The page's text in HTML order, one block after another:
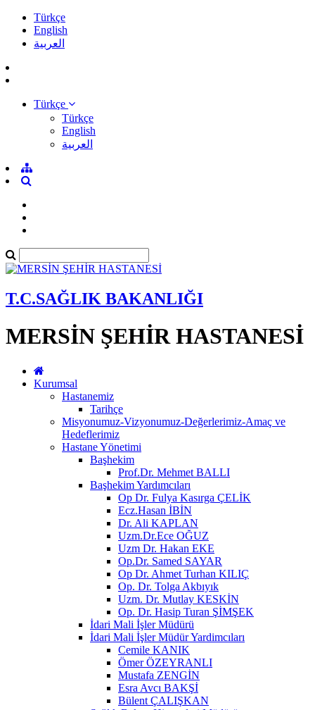
Türkçe
English
العربية
Türkçe
Türkçe
English
العربية
T.C.SAĞLIK BAKANLIĞI
MERSİN ŞEHİR HASTANESİ
Kurumsal
Hastanemiz
Tarihçe
Misyonumuz-Vizyonumuz-Değerlerimiz-Amaç ve
Hedeflerimiz
Hastane Yönetimi
Başhekim
Prof.Dr. Mehmet BALLI
Başhekim Yardımcıları
Op Dr. Fulya Kasırga ÇELİK
Ecz.Hasan İBİN
Dr. Ali KAPLAN
Uzm.Dr.Ece OĞUZ
Uzm Dr. Hakan EKE
Op.Dr. Samed SAYAR
Op Dr. Ahmet Turhan KILIÇ
Op. Dr. Tolga Akbıyık
Uzm. Dr. Mutlay KESKİN
Op. Dr. Hasip Turan ŞİMŞEK
İdari Mali İşler Müdürü
İdari Mali İşler Müdür Yardimcıları
Cemile KANIK
Ömer ÖZEYRANLI
Mustafa ZENGİN
Esra Avcı BAKŞİ
Bülent ÇALIŞKAN